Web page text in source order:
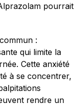
pourrait
:
qui limite la
Cette anxiété
à se concentrer,
rendre un